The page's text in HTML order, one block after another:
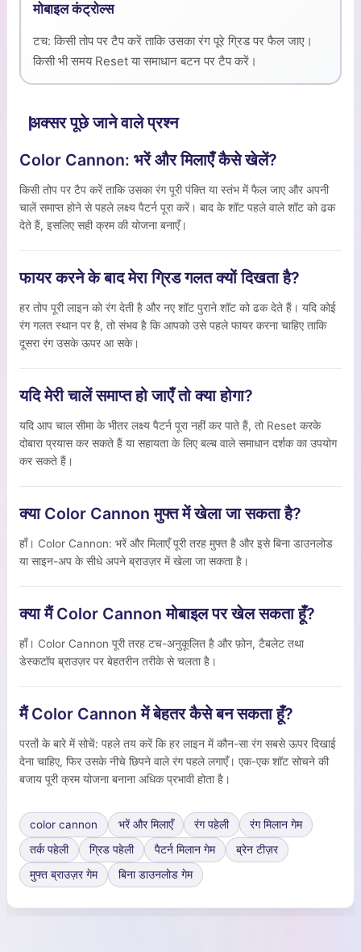
मोबाइल कंट्रोल्स
टच: किसी तोप पर टैप करें ताकि उसका रंग पूरे ग्रिड पर फैल जाए।
किसी भी समय Reset या समाधान बटन पर टैप करें।
अक्सर पूछे जाने वाले प्रश्न
Color Cannon: भरें और मिलाएँ कैसे खेलें?
किसी तोप पर टैप करें ताकि उसका रंग पूरी पंक्ति या स्तंभ में फैल जाए और अपनी
चालें समाप्त होने से पहले लक्ष्य पैटर्न पूरा करें। बाद के शॉट पहले वाले शॉट को ढक
देते हैं, इसलिए सही क्रम की योजना बनाएँ।
फायर करने के बाद मेरा ग्रिड गलत क्यों दिखता है?
हर तोप पूरी लाइन को रंग देती है और नए शॉट पुराने शॉट को ढक देते हैं। यदि कोई
रंग गलत स्थान पर है, तो संभव है कि आपको उसे पहले फायर करना चाहिए ताकि
दूसरा रंग उसके ऊपर आ सके।
यदि मेरी चालें समाप्त हो जाएँ तो क्या होगा?
यदि आप चाल सीमा के भीतर लक्ष्य पैटर्न पूरा नहीं कर पाते हैं, तो Reset करके
दोबारा प्रयास कर सकते हैं या सहायता के लिए बल्ब वाले समाधान दर्शक का उपयोग
कर सकते हैं।
क्या Color Cannon मुफ्त में खेला जा सकता है?
हाँ। Color Cannon: भरें और मिलाएँ पूरी तरह मुफ्त है और इसे बिना डाउनलोड
या साइन-अप के सीधे अपने ब्राउज़र में खेला जा सकता है।
क्या मैं Color Cannon मोबाइल पर खेल सकता हूँ?
हाँ। Color Cannon पूरी तरह टच-अनुकूलित है और फ़ोन, टैबलेट तथा
डेस्कटॉप ब्राउज़र पर बेहतरीन तरीके से चलता है।
मैं Color Cannon में बेहतर कैसे बन सकता हूँ?
परतों के बारे में सोचें: पहले तय करें कि हर लाइन में कौन-सा रंग सबसे ऊपर दिखाई
देना चाहिए, फिर उसके नीचे छिपने वाले रंग पहले लगाएँ। एक-एक शॉट सोचने की
बजाय पूरी क्रम योजना बनाना अधिक प्रभावी होता है।
color cannon भरें और मिलाएँ रंग पहेली
रंग मिलान गेम
तर्क पहेली
ग्रिड पहेली पैटर्न मिलान गेम
ब्रेन टीज़र
मुफ्त ब्राउज़र गेम
बिना डाउनलोड गेम